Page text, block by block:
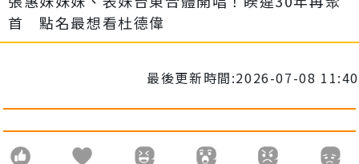
首 點名最想看杜德偉
最後更新時間:2026-07-08 11:40